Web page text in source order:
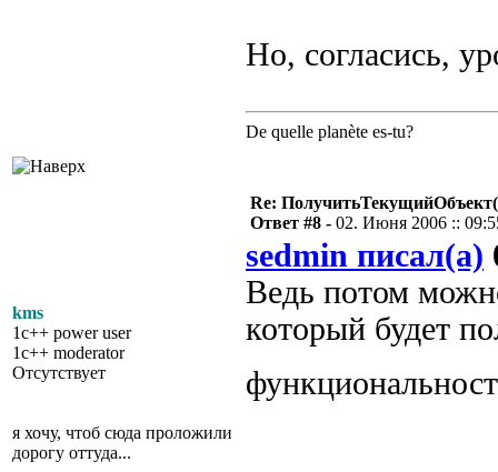
Но, согласись,
De quelle planète es-tu?
kms
1c++ power user
1c++ moderator
Отсутствует
я хочу, чтоб сюда проложили
дорогу оттуда...
Re:
Ответ #8 - 02. Июня 2006 ::
sedmin писал(а)
Ведь потом
который будет